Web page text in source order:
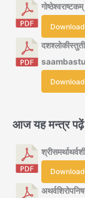
Download
Download
आज यह मन्त्र पढ़ें
Download